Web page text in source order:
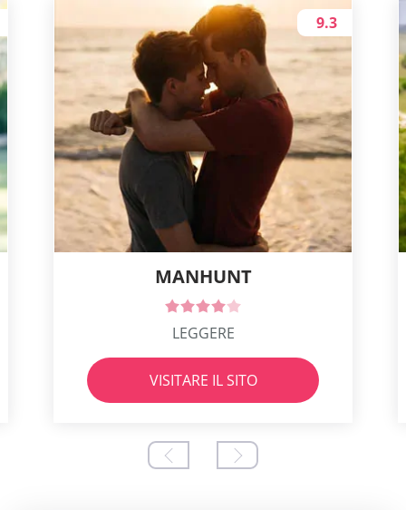
MANHUNT
9.3
LEGGERE
VISITARE IL SITO